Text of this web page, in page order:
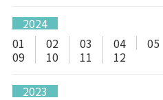
2024
01
02 03 04 05
09
10 11 12
2023